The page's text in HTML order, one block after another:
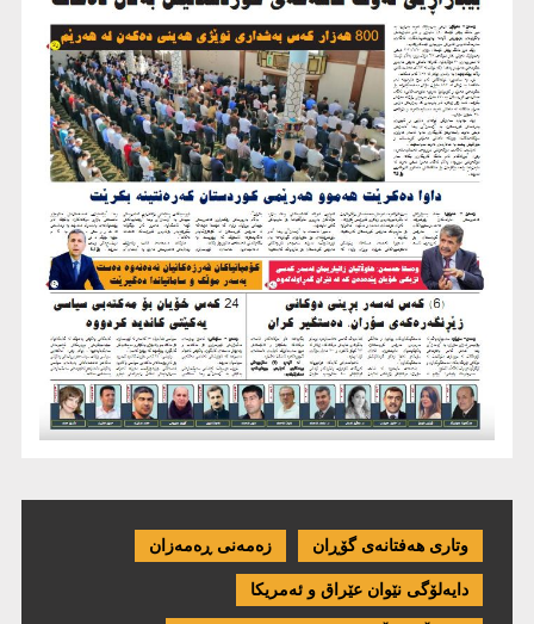
وتاری هەفتانەی گۆڕان زەمەنی ڕەمەزان
دایەلۆگی نێوان عێراق و ئەمریكا